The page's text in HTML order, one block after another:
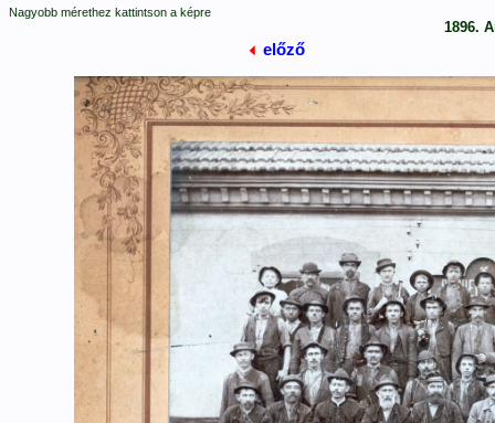
Nagyobb mérethez kattintson a képre
1896.
előző